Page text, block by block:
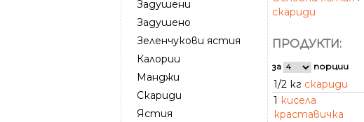
Задушени
Задушено
Зеленчукови ястия
Калории
Манджи
Скариди
Ястия
скариди
ПРОДУКТИ:
за порции
1/2 кг скариди
1 кисела
краставичка